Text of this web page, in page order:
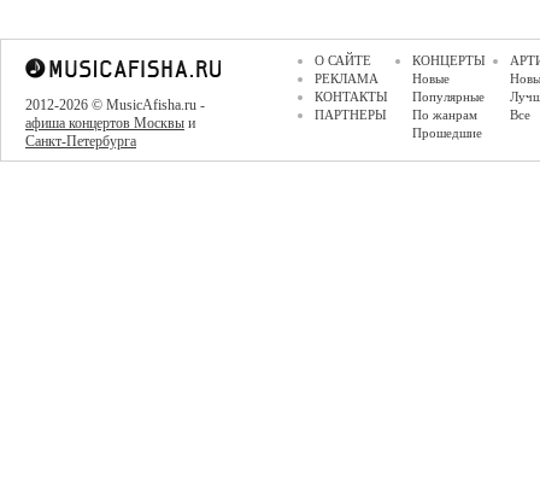
2012-2026 © MusicAfisha.ru -
афиша концертов Москвы и
Санкт-Петербурга
О САЙТЕ
РЕКЛАМА
КОНТАКТЫ
ПАРТНЕРЫ
КОНЦЕРТЫ
Новые
Популярные
По жанрам
Прошедшие
Все